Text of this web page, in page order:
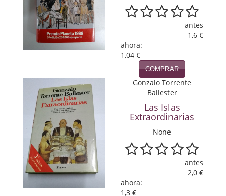
Psicología. Educación
Segunda Guerra Mundial
Sobre Madrid
Teatro
Tema Local
antes
1,6 €
ahora:
1,04 €
COMPRAR
Gonzalo Torrente
Ballester
Las Islas
Extraordinarias
None
antes
2,0 €
ahora:
1,3 €